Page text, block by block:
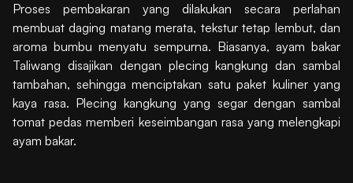
Proses pembakaran yang dilakukan secara perlahan
membuat daging matang merata, tekstur tetap lembut, dan
aroma bumbu menyatu sempurna. Biasanya, ayam bakar
Taliwang disajikan dengan plecing kangkung dan sambal
tambahan, sehingga menciptakan satu paket kuliner yang
kaya rasa. Plecing kangkung yang segar dengan sambal
tomat pedas memberi keseimbangan rasa yang melengkapi
ayam bakar.